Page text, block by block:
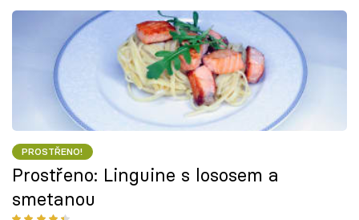
Přihlášení
Sledujte nás
PROSTŘENO!
Prostřeno: Linguine s lososem a
smetanou